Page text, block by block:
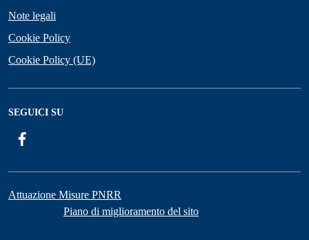
Note legali
Cookie Policy
Cookie Policy (UE)
SEGUICI SU
Attuazione Misure PNRR
Piano di miglioramento del sito